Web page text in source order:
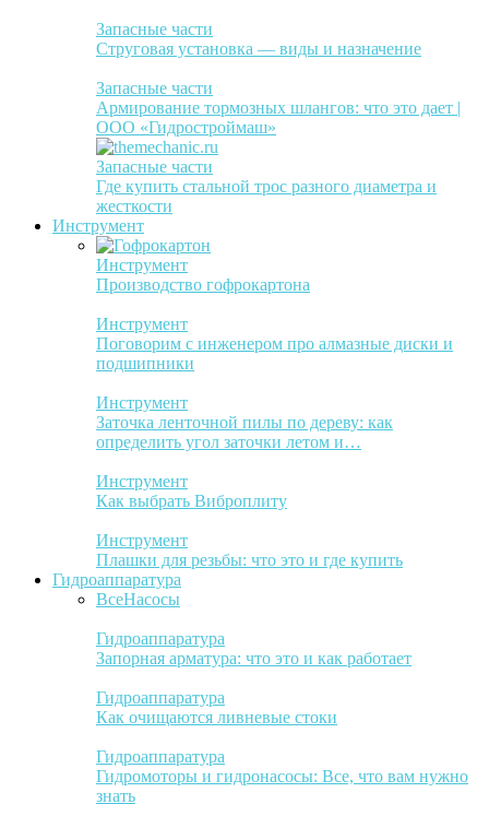
Запасные части
Струговая установка — виды и назначение
Запасные части
Армирование тормозных шлангов: что это дает |
ООО «Гидростроймаш»
Запасные части
Где купить стальной трос разного диаметра и
жесткости
Инструмент
Инструмент
Производство гофрокартона
Инструмент
Поговорим с инженером про алмазные диски и
подшипники
Инструмент
Заточка ленточной пилы по дереву: как
определить угол заточки летом и…
Инструмент
Как выбрать Виброплиту
Инструмент
Плашки для резьбы: что это и где купить
Гидроаппаратура
ВсеНасосы
Гидроаппаратура
Запорная арматура: что это и как работает
Гидроаппаратура
Как очищаются ливневые стоки
Гидроаппаратура
Гидромоторы и гидронасосы: Все, что вам нужно
знать